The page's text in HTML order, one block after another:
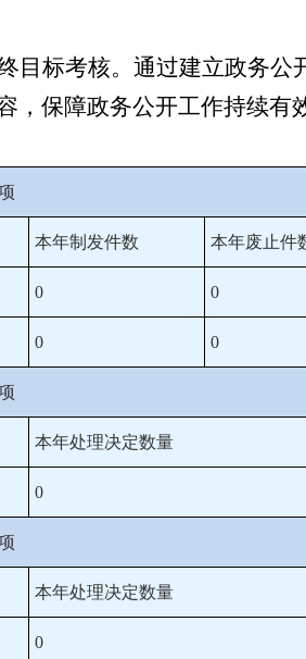
目标考核。通过建立政务
保障政务公开工作持续有
本年制发件数 本年废止件
0 0
0 0
本年处理决定数量
0
本年处理决定数量
0